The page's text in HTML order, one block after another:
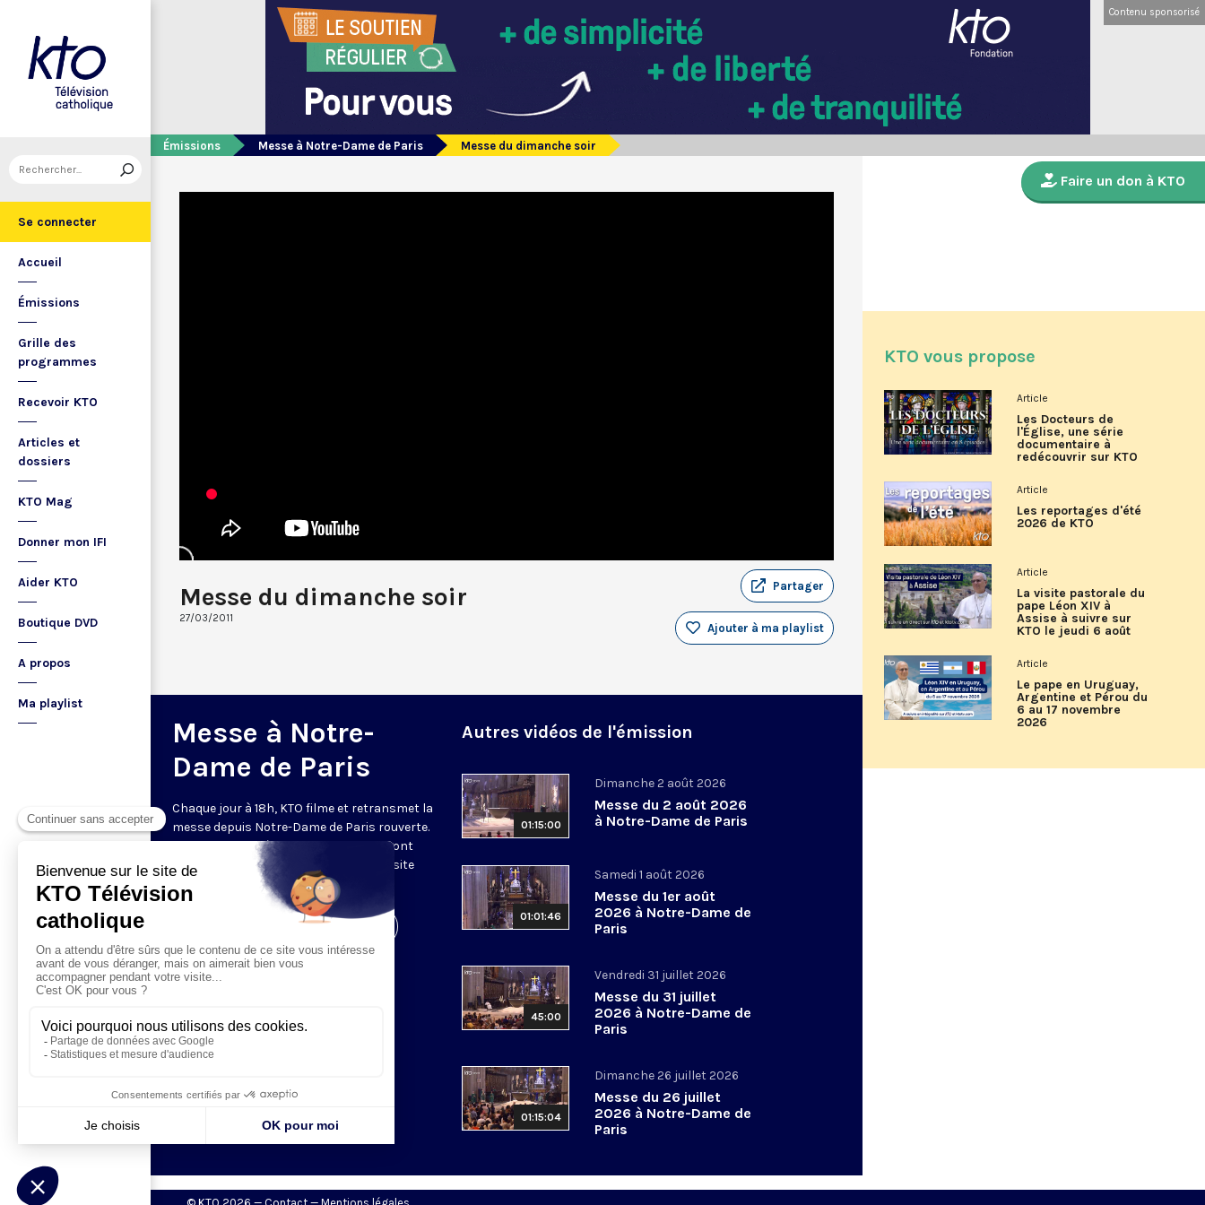
Se connecter
Accueil
Émissions
Grille des
programmes
Recevoir KTO
Articles et
dossiers
KTO Mag
Donner mon IFI
Aider KTO
Boutique DVD
A propos
Ma playlist
Contenu sponsorisé
Émissions Messe à Notre-Dame de Paris Messe du dimanche soir
Messe du dimanche soir
27/03/2011
Partager
Ajouter à ma playlist
Messe à Notre-
Dame de Paris
Chaque jour à 18h, KTO filme et retransmet la
messe depuis Notre-Dame de Paris rouverte.
Les textes des Vêpres et de la messe sont
presque toujours ceux qu’indiquent le site
Visiter la page de l'émission
Autres vidéos de l'émission
01:15:00
Dimanche 2 août 2026
Messe du 2 août 2026
à Notre-Dame de Paris
01:01:46
Samedi 1 août 2026
Messe du 1er août
2026 à Notre-Dame de
Paris
45:00
Vendredi 31 juillet 2026
Messe du 31 juillet
2026 à Notre-Dame de
Paris
01:15:04
Dimanche 26 juillet 2026
Messe du 26 juillet
2026 à Notre-Dame de
Paris
Faire un don à KTO
KTO vous propose
Article
Les Docteurs de
l'Église, une série
documentaire à
redécouvrir sur KTO
Article
Les reportages d'été
2026 de KTO
Article
La visite pastorale du
pape Léon XIV à
Assise à suivre sur
KTO le jeudi 6 août
Article
Le pape en Uruguay,
Argentine et Pérou du
6 au 17 novembre
2026